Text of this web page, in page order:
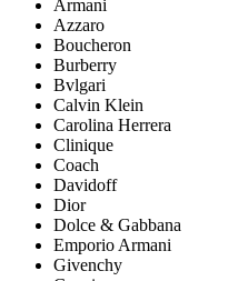
Armani
Azzaro
Boucheron
Burberry
Bvlgari
Calvin Klein
Carolina Herrera
Clinique
Coach
Davidoff
Dior
Dolce & Gabbana
Emporio Armani
Givenchy